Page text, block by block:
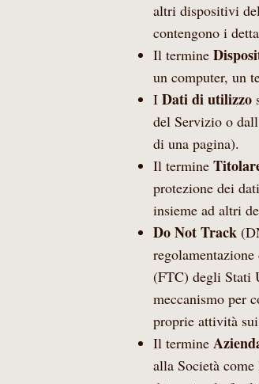
altri dispositivi
contengono i
Il termine
un computer, un
I Dati di utilizzo
del Servizio o
di una pagina).
Il termine
protezione dei
insieme ad altri
Do Not Track
(FTC) degli Stati
meccanismo per
proprie attività
Il termine
alla Società